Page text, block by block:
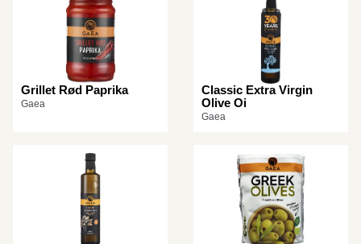
Grillet Rød Paprika
Gaea
Classic Extra Virgin
Olive Oi
Gaea